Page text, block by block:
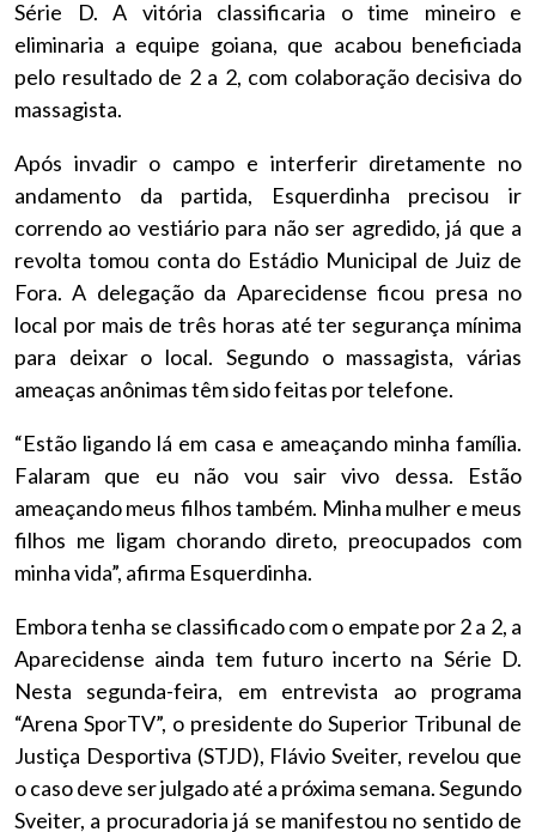
Série D. A vitória classificaria o time mineiro e
eliminaria a equipe goiana, que acabou beneficiada
pelo resultado de 2 a 2, com colaboração decisiva do
massagista.
Após invadir o campo e interferir diretamente no
andamento da partida, Esquerdinha precisou ir
correndo ao vestiário para não ser agredido, já que a
revolta tomou conta do Estádio Municipal de Juiz de
Fora. A delegação da Aparecidense ficou presa no
local por mais de três horas até ter segurança mínima
para deixar o local. Segundo o massagista, várias
ameaças anônimas têm sido feitas por telefone.
“Estão ligando lá em casa e ameaçando minha família.
Falaram que eu não vou sair vivo dessa. Estão
ameaçando meus filhos também. Minha mulher e meus
filhos me ligam chorando direto, preocupados com
minha vida”, afirma Esquerdinha.
Embora tenha se classificado com o empate por 2 a 2, a
Aparecidense ainda tem futuro incerto na Série D.
Nesta segunda-feira, em entrevista ao programa
“Arena SporTV”, o presidente do Superior Tribunal de
Justiça Desportiva (STJD), Flávio Sveiter, revelou que
o caso deve ser julgado até a próxima semana. Segundo
Sveiter, a procuradoria já se manifestou no sentido de